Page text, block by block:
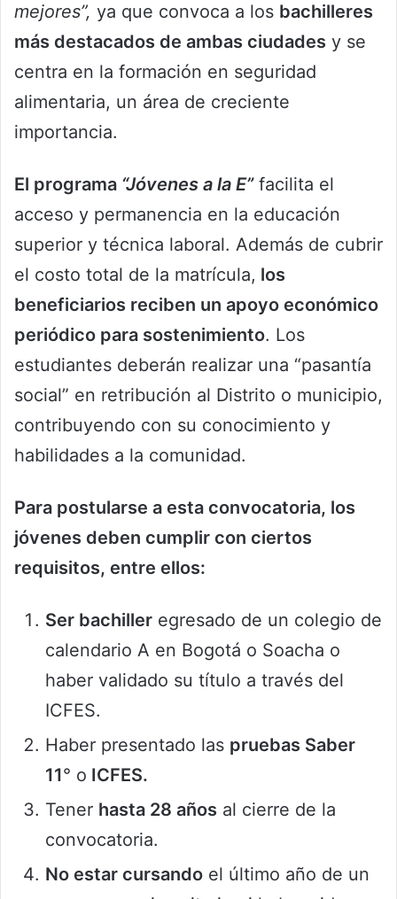
mejores”, ya que convoca a los bachilleres
más destacados de ambas ciudades y se
centra en la formación en seguridad
alimentaria, un área de creciente
importancia.
El programa “Jóvenes a la E” facilita el
acceso y permanencia en la educación
superior y técnica laboral. Además de cubrir
el costo total de la matrícula, los
beneficiarios reciben un apoyo económico
periódico para sostenimiento. Los
estudiantes deberán realizar una “pasantía
social” en retribución al Distrito o municipio,
contribuyendo con su conocimiento y
habilidades a la comunidad.
Para postularse a esta convocatoria, los
jóvenes deben cumplir con ciertos
requisitos, entre ellos:
Ser bachiller egresado de un colegio de
calendario A en Bogotá o Soacha o
haber validado su título a través del
ICFES.
Haber presentado las pruebas Saber
11° o ICFES.
Tener hasta 28 años al cierre de la
convocatoria.
No estar cursando el último año de un